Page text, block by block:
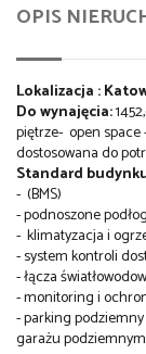
OPIS
Lokalizacja :
Do wynajęcia:
piętrze- open
dostosowana do
Standard
- (BMS)
- podnoszone
- klimatyzacja i
- system kontroli
- łącza
- monitoring i
- parking
garażu